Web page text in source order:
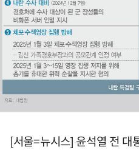
[서울=뉴시스] 윤석열 전